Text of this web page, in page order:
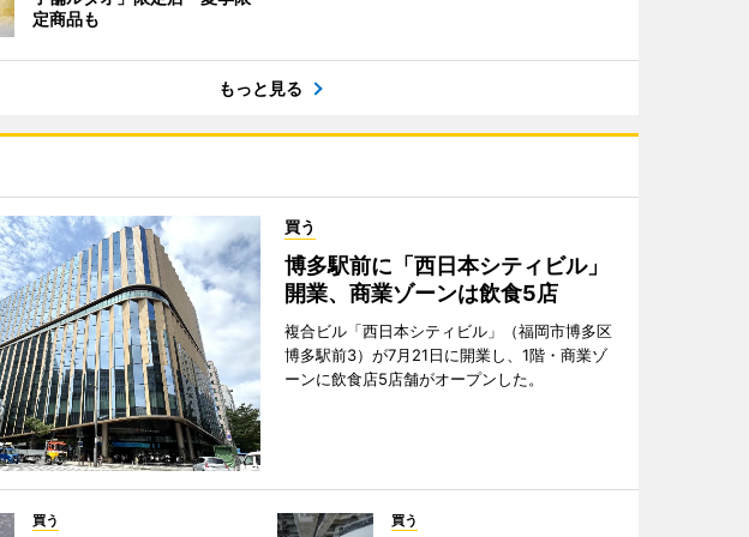
定商品も
もっと見る
買う
博多駅前に「西日本シティビル」
開業、商業ゾーンは飲食5店
複合ビル「西日本シティビル」（福岡市博多区
博多駅前3）が7月21日に開業し、1階・商業ゾ
ーンに飲食店5店舗がオープンした。
買う 買う